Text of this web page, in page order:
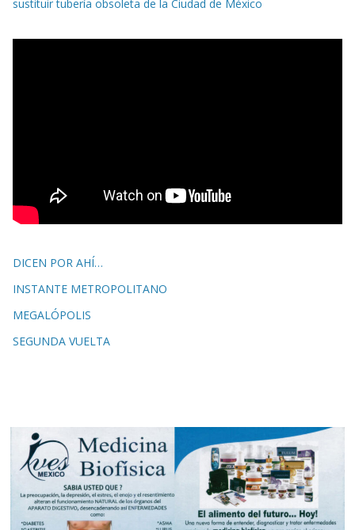
sustituir tubería obsoleta de la Ciudad de México
DICEN POR AHÍ…
INSTANTE METROPOLITANO
MEGALÓPOLIS
SEGUNDA VUELTA